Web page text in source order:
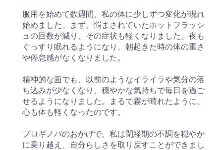
服用を始めて数週間、私の体に少しずつ変化が現れ
始めました。まず、悩まされていたホットフラッシ
ュの回数が減り、その症状も軽くなりました。夜も
ぐっすり眠れるようになり、朝起きた時の体の重さ
や倦怠感がなくなりました。
精神的な面でも、以前のようなイライラや気分の落
ち込みが少なくなり、穏やかな気持ちで毎日を過ご
せるようになりました。まるで霧が晴れたように、
心も体も軽くなったのです。
プロギノバのおかげで、私は閉経期の不調を穏やか
に乗り越え、自分らしさを取り戻すことができまし